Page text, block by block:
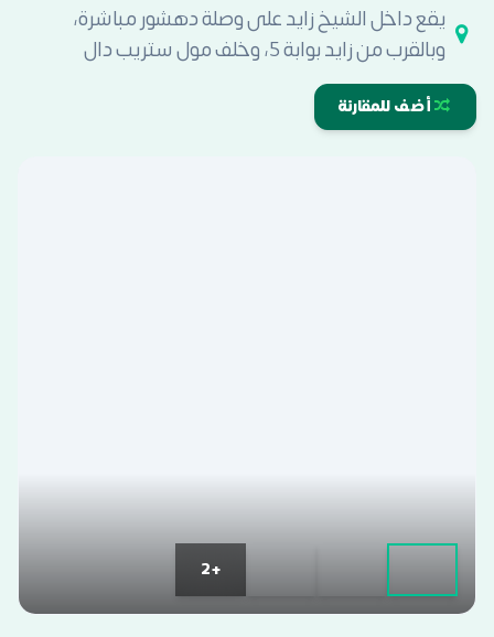
يقع داخل الشيخ زايد على وصلة دهشور مباشرة،
وبالقرب من زايد بوابة 5، وخلف مول ستريب دال
أضف للمقارنة
+2